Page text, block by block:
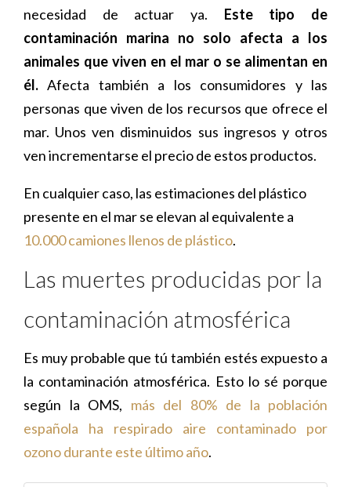
necesidad de actuar ya. Este tipo de
contaminación marina no solo afecta a los
animales que viven en el mar o se alimentan en
él. Afecta también a los consumidores y las
personas que viven de los recursos que ofrece el
mar. Unos ven disminuidos sus ingresos y otros
ven incrementarse el precio de estos productos.
En cualquier caso, las estimaciones del plástico
presente en el mar se elevan al equivalente a
10.000 camiones llenos de plástico.
Las muertes producidas por la
contaminación atmosférica
Es muy probable que tú también estés expuesto a
la contaminación atmosférica. Esto lo sé porque
según la OMS, más del 80% de la población
española ha respirado aire contaminado por
ozono durante este último año.